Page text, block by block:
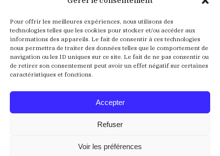
Pour offrir les meilleures expériences, nous utilisons des
technologies telles que les cookies pour stocker et/ou accéder aux
informations des appareils. Le fait de consentir à ces technologies
nous permettra de traiter des données telles que le comportement de
navigation ou les ID uniques sur ce site. Le fait de ne pas consentir ou
de retirer son consentement peut avoir un effet négatif sur certaines
caractéristiques et fonctions.
Accepter
Refuser
Voir les préférences
Places individuelles :de 8 à 35€
Achetez vos places
JE RÉSERVE MES PLACES